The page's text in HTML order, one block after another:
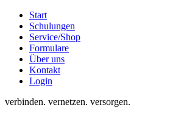
Start
Schulungen
Service/Shop
Formulare
Über uns
Kontakt
Login
verbinden. vernetzen. versorgen.